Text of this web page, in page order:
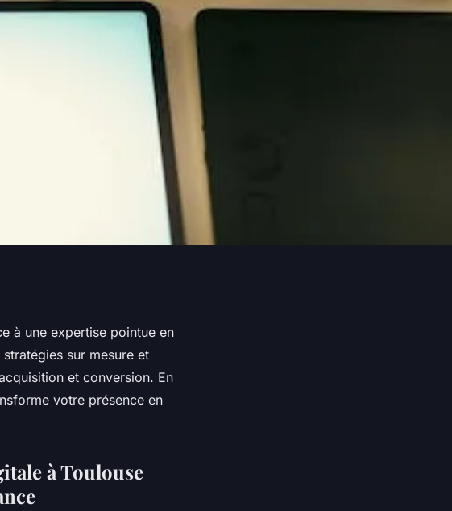
à une expertise pointue en
sur mesure et
et conversion. En
votre présence en
à Toulouse